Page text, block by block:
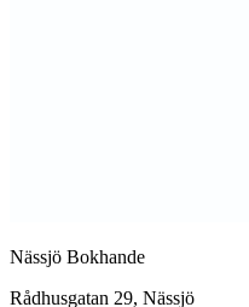
Nässjö Bokhande
Rådhusgatan 29, Nässjö